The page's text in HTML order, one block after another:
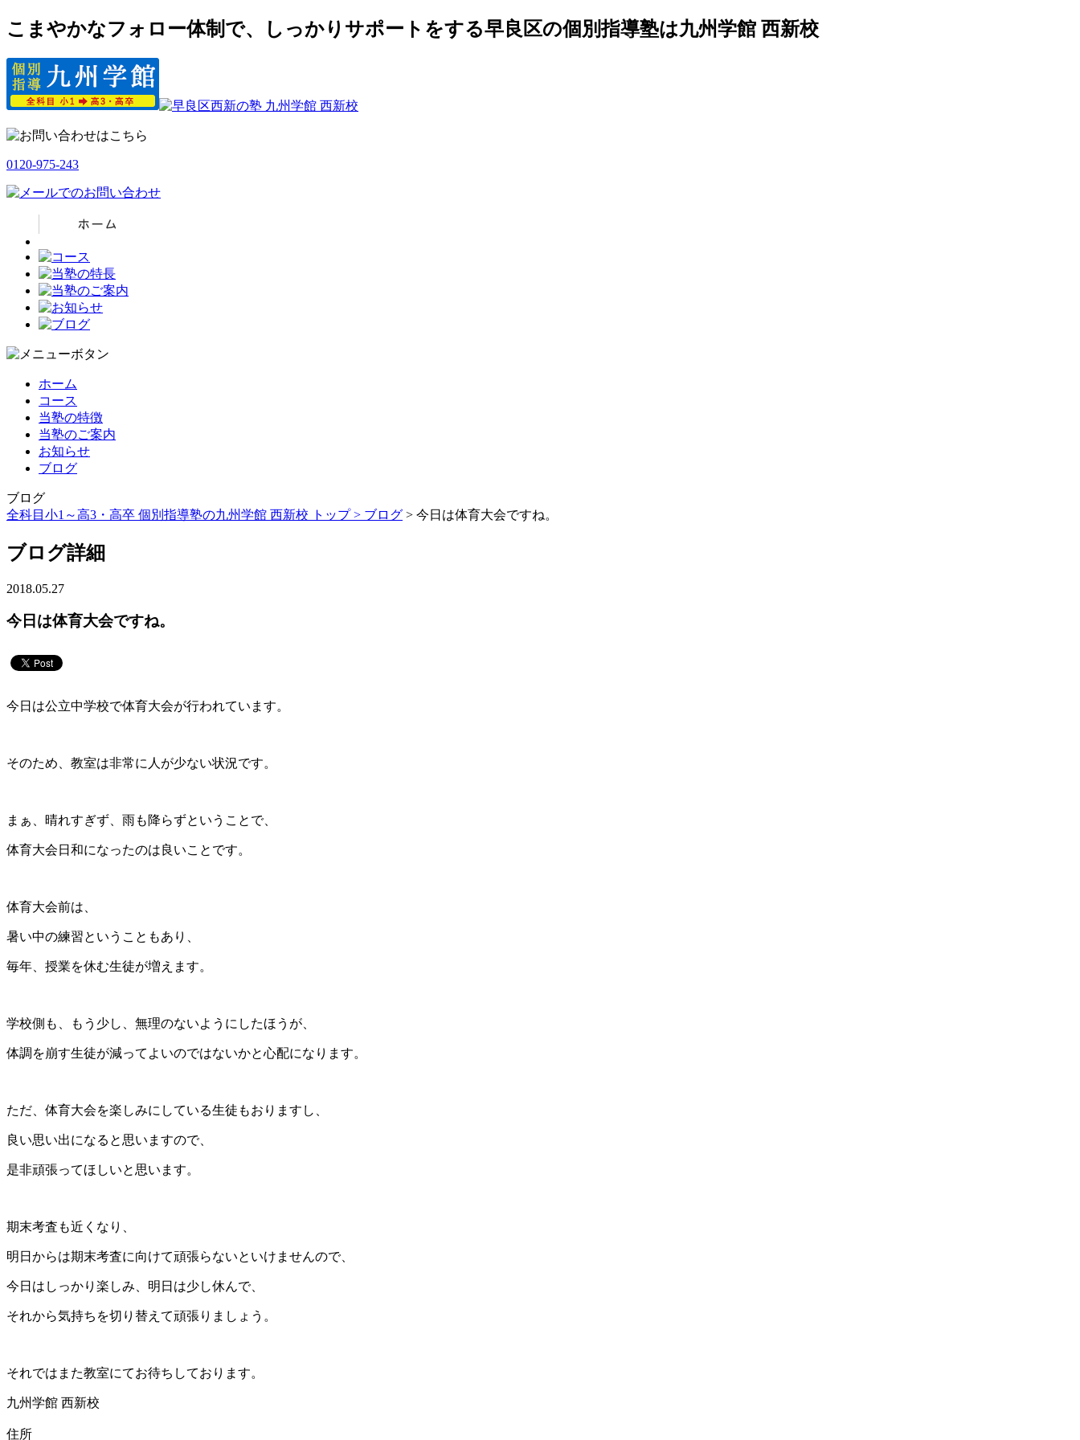
こまやかなフォロー体制で、しっかりサポートをする早良区の個別指導塾は九州学館 西新校
0120-975-243
ホーム
コース
当塾の特徴
当塾のご案内
お知らせ
ブログ
ブログ
全科目小1～高3・高卒 個別指導塾の九州学館 西新校 トップ > ブログ > 今日は体育大会ですね。
ブログ詳細
2018.05.27
今日は体育大会ですね。
今日は公立中学校で体育大会が行われています。
そのため、教室は非常に人が少ない状況です。
まぁ、晴れすぎず、雨も降らずということで、
体育大会日和になったのは良いことです。
体育大会前は、
暑い中の練習ということもあり、
毎年、授業を休む生徒が増えます。
学校側も、もう少し、無理のないようにしたほうが、
体調を崩す生徒が減ってよいのではないかと心配になります。
ただ、体育大会を楽しみにしている生徒もおりますし、
良い思い出になると思いますので、
是非頑張ってほしいと思います。
期末考査も近くなり、
明日からは期末考査に向けて頑張らないといけませんので、
今日はしっかり楽しみ、明日は少し休んで、
それから気持ちを切り替えて頑張りましょう。
それではまた教室にてお待ちしております。
九州学館 西新校
住所